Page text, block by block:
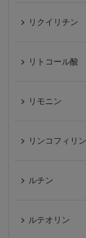
リクイリチン
リトコール酸
リモニン
リンコフィリン
ルチン
ルテオリン